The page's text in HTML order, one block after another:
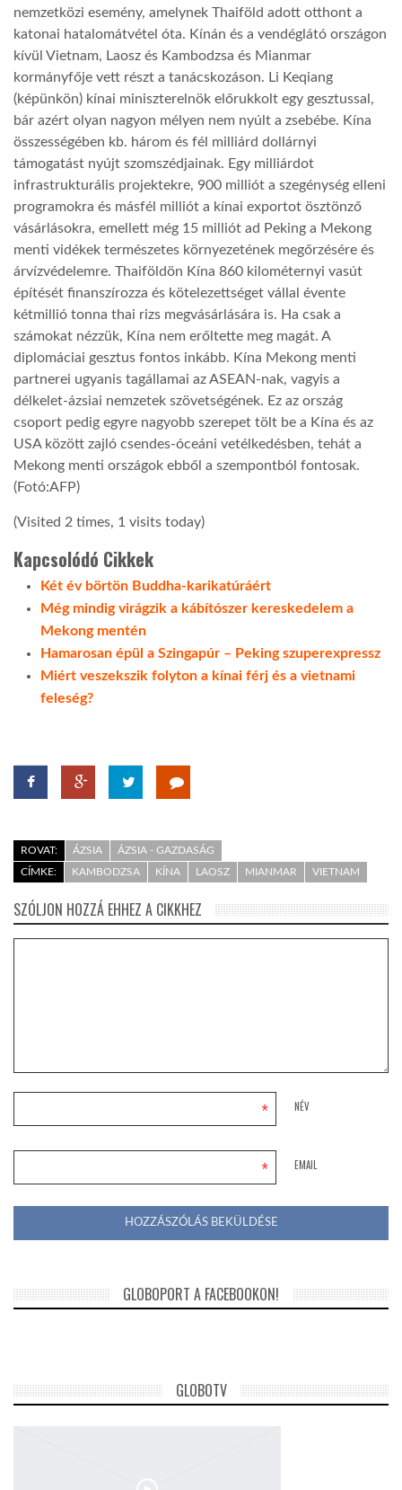
AFRIKA TUDÁSTÁR
A NAP SZÉPE
LINKTR.EE
GLOBOZSARU
LATIMO.HU
GLOBOBOOK
nemzetközi esemény, amelynek Thaiföld adott otthont a
katonai hatalomátvétel óta. Kínán és a vendéglátó országon
kívül Vietnam, Laosz és Kambodzsa és Mianmar
kormányfője vett részt a tanácskozáson. Li Keqiang
(képünkön) kínai miniszterelnök előrukkolt egy gesztussal,
bár azért olyan nagyon mélyen nem nyúlt a zsebébe. Kína
összességében kb. három és fél milliárd dollárnyi
támogatást nyújt szomszédjainak. Egy milliárdot
infrastrukturális projektekre, 900 milliót a szegénység elleni
programokra és másfél milliót a kínai exportot ösztönző
vásárlásokra, emellett még 15 milliót ad Peking a Mekong
menti vidékek természetes környezetének megőrzésére és
árvízvédelemre. Thaiföldön Kína 860 kilométernyi vasút
építését finanszírozza és kötelezettséget vállal évente
kétmillió tonna thai rizs megvásárlására is. Ha csak a
számokat nézzük, Kína nem erőltette meg magát. A
diplomáciai gesztus fontos inkább. Kína Mekong menti
partnerei ugyanis tagállamai az ASEAN-nak, vagyis a
délkelet-ázsiai nemzetek szövetségének. Ez az ország
csoport pedig egyre nagyobb szerepet tölt be a Kína és az
USA között zajló csendes-óceáni vetélkedésben, tehát a
Mekong menti országok ebből a szempontból fontosak.
(Fotó:AFP)
(Visited 2 times, 1 visits today)
Kapcsolódó Cikkek
Két év börtön Buddha-karikatúráért
Még mindig virágzik a kábítószer kereskedelem a
Mekong mentén
Hamarosan épül a Szingapúr – Peking szuperexpressz
Miért veszekszik folyton a kínai férj és a vietnami
feleség?
ROVAT: ÁZSIA
ÁZSIA - GAZDASÁG
CÍMKE:
KAMBODZSA KÍNA LAOSZ MIANMAR VIETNAM
SZÓLJON HOZZÁ EHHEZ A CIKKHEZ
NÉV
*
EMAIL
*
GLOBOPORT A FACEBOOKON!
GLOBOTV